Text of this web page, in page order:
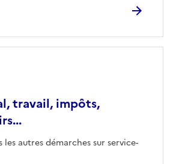
travail, impôts,
les autres démarches sur service-